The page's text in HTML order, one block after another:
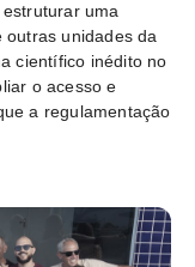
uma
unidades da
científico inédito no
o acesso e
a regulamentação